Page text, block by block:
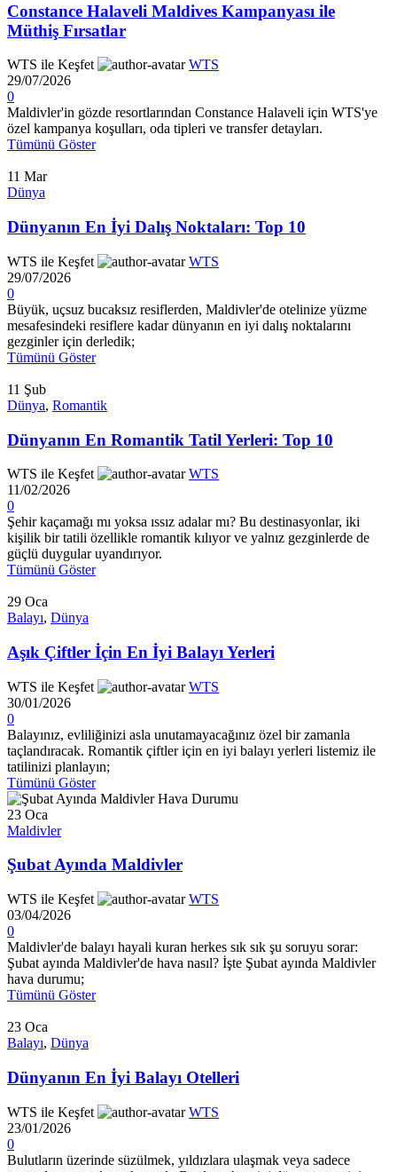
Constance Halaveli Maldives Kampanyası ile
Müthiş Fırsatlar
WTS ile Keşfet
WTS
29/07/2026
0
Maldivler'in gözde resortlarından Constance Halaveli için WTS'ye
özel kampanya koşulları, oda tipleri ve transfer detayları.
Tümünü Göster
11 Mar
Dünya
Dünyanın En İyi Dalış Noktaları: Top 10
WTS ile Keşfet
WTS
29/07/2026
0
Büyük, uçsuz bucaksız resiflerden, Maldivler'de otelinize yüzme
mesafesindeki resiflere kadar dünyanın en iyi dalış noktalarını
gezginler için derledik;
Tümünü Göster
11 Şub
Dünya, Romantik
Dünyanın En Romantik Tatil Yerleri: Top 10
WTS ile Keşfet
WTS
11/02/2026
0
Şehir kaçamağı mı yoksa ıssız adalar mı? Bu destinasyonlar, iki
kişilik bir tatili özellikle romantik kılıyor ve yalnız gezginlerde de
güçlü duygular uyandırıyor.
Tümünü Göster
29 Oca
Balayı, Dünya
Aşık Çiftler İçin En İyi Balayı Yerleri
WTS ile Keşfet
WTS
30/01/2026
0
Balayınız, evliliğinizi asla unutamayacağınız özel bir zamanla
taçlandıracak. Romantik çiftler için en iyi balayı yerleri listemiz ile
tatilinizi planlayın;
Tümünü Göster
23 Oca
Maldivler
Şubat Ayında Maldivler
WTS ile Keşfet
WTS
03/04/2026
0
Maldivler'de balayı hayali kuran herkes sık sık şu soruyu sorar:
Şubat ayında Maldivler'de hava nasıl? İşte Şubat ayında Maldivler
hava durumu;
Tümünü Göster
23 Oca
Balayı, Dünya
Dünyanın En İyi Balayı Otelleri
WTS ile Keşfet
WTS
23/01/2026
0
Bulutların üzerinde süzülmek, yıldızlara ulaşmak veya sadece